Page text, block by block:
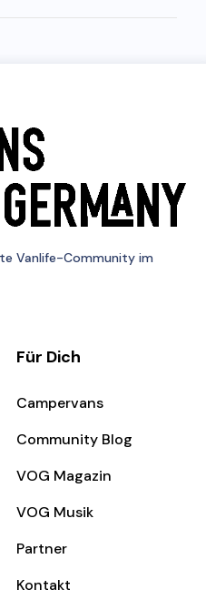
Vanlife-Community im
Für Dich
Campervans
Community Blog
VOG Magazin
VOG Musik
Partner
Kontakt